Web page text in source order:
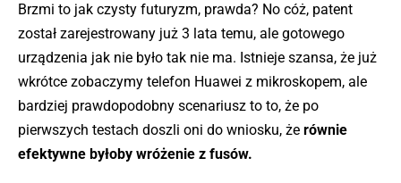
Brzmi to jak czysty futuryzm, prawda? No cóż, patent
został zarejestrowany już 3 lata temu, ale gotowego
urządzenia jak nie było tak nie ma. Istnieje szansa, że już
wkrótce zobaczymy telefon Huawei z mikroskopem, ale
bardziej prawdopodobny scenariusz to to, że po
pierwszych testach doszli oni do wniosku, że równie
efektywne byłoby wróżenie z fusów.